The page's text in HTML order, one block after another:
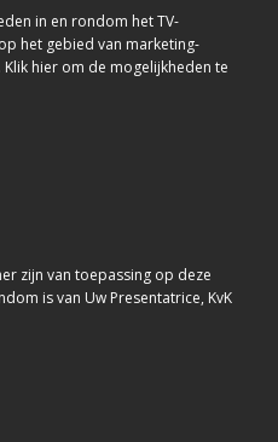
in en rondom het TV-
het gebied van marketing-
hier om de mogelijkheden te
zijn van toepassing op deze
is van Uw Presentatrice, KvK